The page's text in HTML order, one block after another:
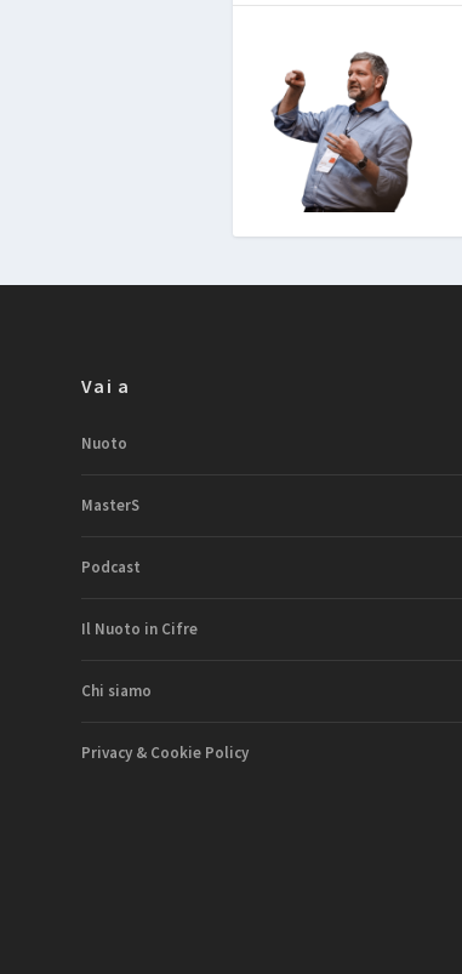
Vai a
Nuoto
MasterS
Podcast
Il Nuoto in Cifre
Chi siamo
Privacy & Cookie Policy